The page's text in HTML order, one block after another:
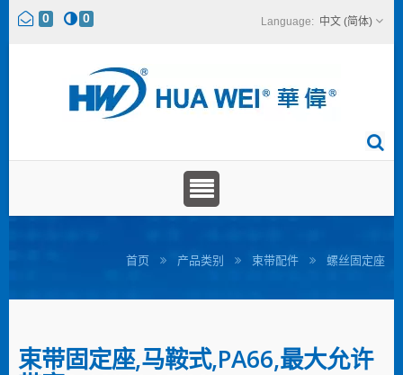
0 0 中文 (简体)
首页 产品类别 束带配件 螺丝固定座
束带固定座,马鞍式,PA66,最大允许